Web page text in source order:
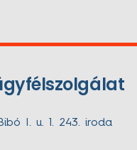
I. u. 1. 243. iroda